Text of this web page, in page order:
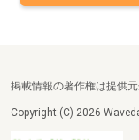
掲載情報の著作権は提供元
Copyright:(C) 2026